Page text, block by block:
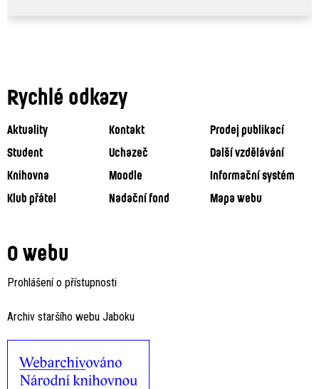
Rychlé odkazy
Aktuality Kontakt
Prodej publikací
Student
Uchazeč
Další vzdělávání
Knihovna
Moodle
Informační systém
Klub přátel
Nadační fond Mapa webu
O webu
Prohlášení o přístupnosti
Archiv staršího webu Jaboku